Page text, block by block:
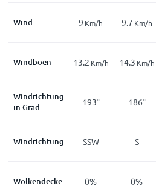
Wind 9 Km/h 9.7 Km/h
Windböen 13.2 Km/h 14.3 Km/h
Windrichtung
in Grad
193° 186°
Windrichtung SSW S
Wolkendecke 0% 0%